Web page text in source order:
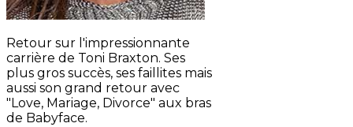
Retour sur l'impressionnante
carrière de Toni Braxton. Ses
plus gros succès, ses faillites mais
aussi son grand retour avec
"Love, Mariage, Divorce" aux bras
de Babyface.